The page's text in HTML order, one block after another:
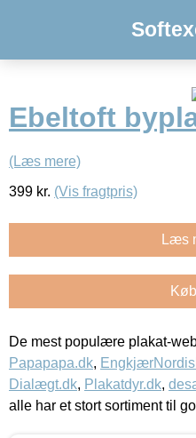
Ebeltoft
(Læs mere)
399 kr. (Vis fragtpris)
Læs
De mest populære plakat-
Papapapa.dk,
Dialægt.dk, Plakatdyr.dk,
alle har et stort sortiment til